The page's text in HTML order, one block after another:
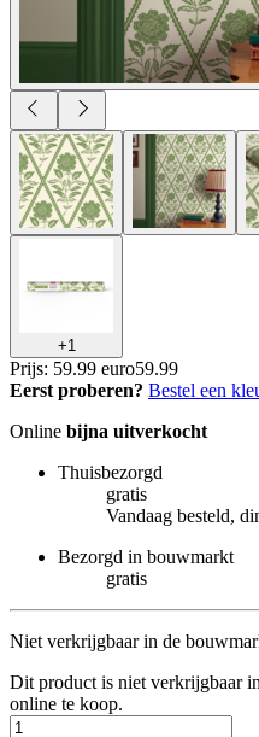
+1
Prijs: 59.99 euro59.99
Eerst proberen? Bestel een
Online bijna uitverkocht
Thuisbezorgd
gratis
Vandaag besteld,
Bezorgd in bouwmarkt
gratis
Niet verkrijgbaar in de
Dit product is niet verkrijgbaar
online te koop.